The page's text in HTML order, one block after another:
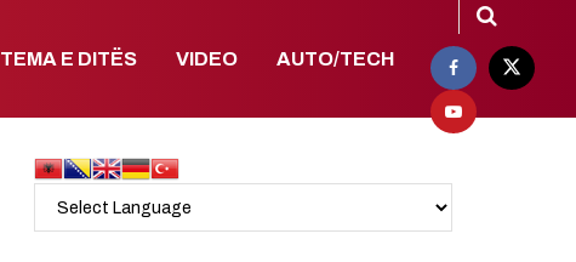
TEMA E DITËS VIDEO AUTO/TECH